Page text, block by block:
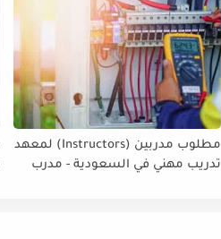
مطلوب مدربين (Instructors) لمعهد
تدريب مهني في السعودية - مدرب